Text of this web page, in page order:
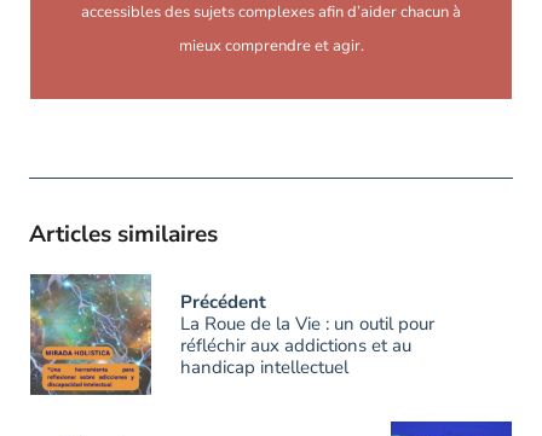
accessibles des sujets complexes afin d’aider chacun à
mieux comprendre et agir.
Articles similaires
Précédent
La Roue de la Vie : un outil pour
réfléchir aux addictions et au
handicap intellectuel